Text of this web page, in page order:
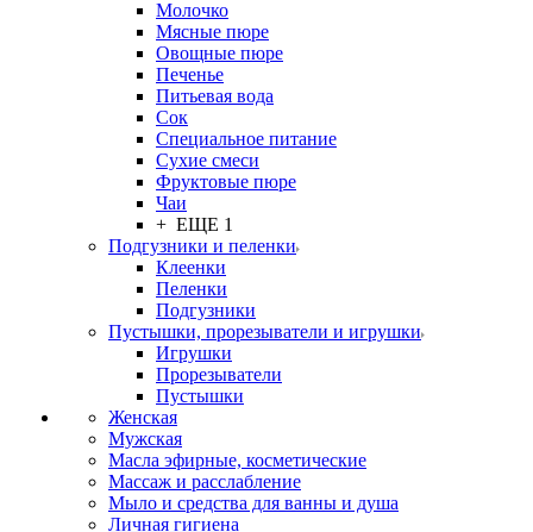
Молочко
Мясные пюре
Овощные пюре
Печенье
Питьевая вода
Сок
Специальное питание
Сухие смеси
Фруктовые пюре
Чаи
+ ЕЩЕ 1
Подгузники и пеленки
Клеенки
Пеленки
Подгузники
Пустышки, прорезыватели и игрушки
Игрушки
Прорезыватели
Пустышки
Женская
Мужская
Масла эфирные, косметические
Массаж и расслабление
Мыло и средства для ванны и душа
Личная гигиена